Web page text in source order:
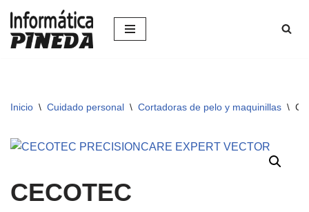
Saltar
Inicio \ Cuidado personal \ Cortadoras de pelo y maquinillas \
CECOTEC